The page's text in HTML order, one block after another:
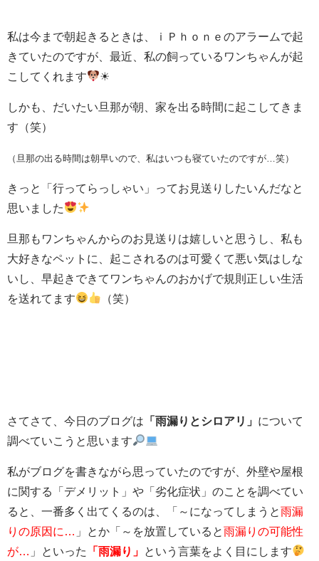
私は今まで朝起きるときは、ｉＰｈｏｎｅのアラームで起
きていたのですが、最近、私の飼っているワンちゃんが起
こしてくれます
☀
しかも、だいたい旦那が朝、家を出る時間に起こしてきま
す（笑）
（旦那の出る時間は朝早いので、私はいつも寝ていたのですが…笑）
きっと「行ってらっしゃい」ってお見送りしたいんだなと
思いました
旦那もワンちゃんからのお見送りは嬉しいと思うし、私も
大好きなペットに、起こされるのは可愛くて悪い気はしな
いし、早起きできてワンちゃんのおかげで規則正しい生活
を送れてます
（笑）
さてさて、今日のブログは 「雨漏りとシロアリ」 について
調べていこうと思います
私がブログを書きながら思っていたのですが、外壁や屋根
に関する「デメリット」や「劣化症状」のことを調べてい
ると、一番多く出てくるのは、「～になってしまうと雨漏
りの原因に… 」とか「～を放置していると雨漏りの可能性
が… 」といった 「雨漏り」 という言葉をよく目にします